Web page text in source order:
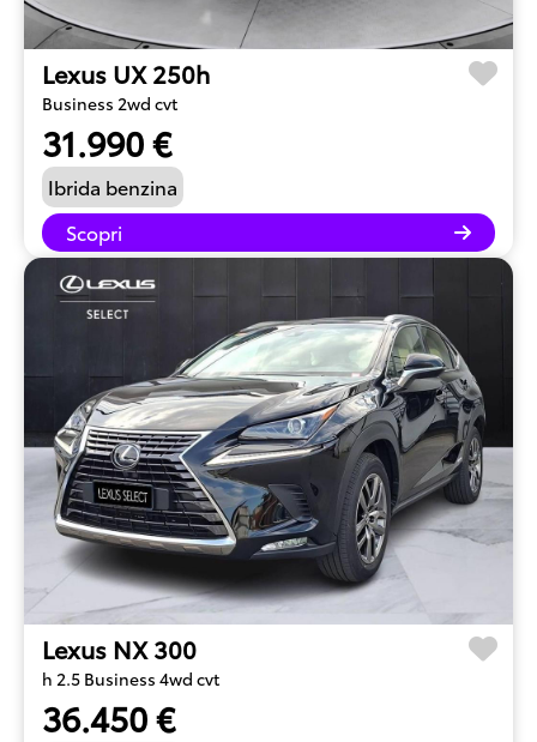
Lexus UX 250h
Business 2wd cvt
31.990 €
Ibrida benzina
Scopri
Lexus NX 300
h 2.5 Business 4wd cvt
36.450 €